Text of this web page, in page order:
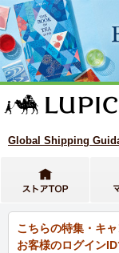
Global Shipping
こちらの特集・キ
お客様のログイン